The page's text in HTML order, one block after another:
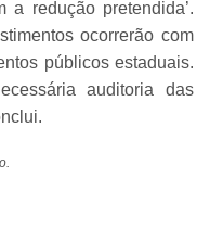
a redução pretendida’.
ocorrerão com
públicos estaduais.
auditoria das